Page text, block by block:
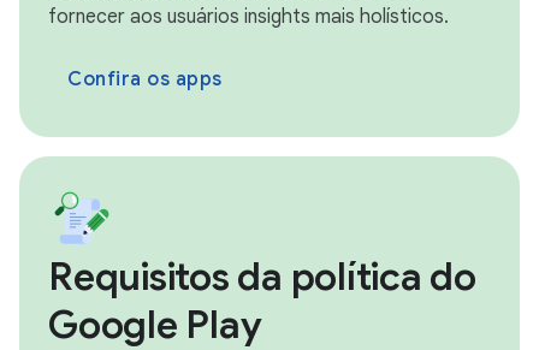
fornecer aos usuários insights mais holísticos.
Confira os apps
Requisitos da política do
Google Play